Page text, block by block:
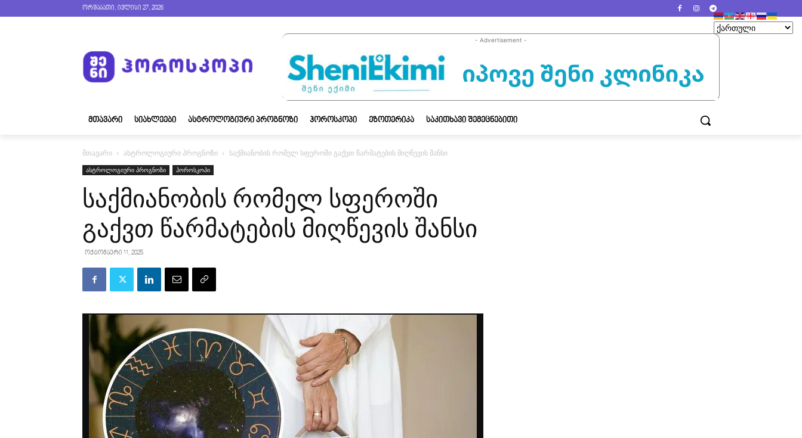
ორშაბათი, ივლისი 27, 2026
- Advertisement -
ᲛᲗᲐᲕᲐᲠᲘ ᲡᲘᲐᲮᲚᲔᲔᲑᲘ ᲐᲡᲢᲠᲝᲚᲝᲒᲘᲣᲠᲘ ᲞᲠᲝᲒᲜᲝᲖᲘ ᲰᲝᲠᲝᲡᲙᲝᲞᲘ ᲔᲖᲝᲗᲔᲠᲘᲙᲐ ᲡᲐᲙᲘᲗᲮᲐᲕᲘ ᲨᲔᲛᲔᲪᲜᲔᲑᲘᲗᲘ
მთავარი ასტროლოგიური პროგნოზი საქმიანობის რომელ სფეროში გაქვთ წარმატების მიღწევის შანსი
ასტროლოგიური პროგნოზი ჰოროსკოპი
საქმიანობის რომელ სფეროში
გაქვთ წარმატების მიღწევის შანსი
ოქტომბერი 11, 2025